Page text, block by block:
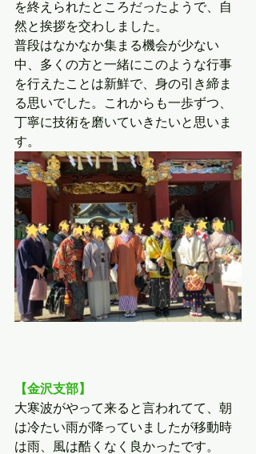
を終えられたところだったようで、自
然と挨拶を交わしました。
普段はなかなか集まる機会が少ない
中、多くの方と一緒にこのような行事
を行えたことは新鮮で、身の引き締ま
る思いでした。これからも一歩ずつ、
丁寧に技術を磨いていきたいと思いま
す。
【金沢支部】
大寒波がやって来ると言われてて、朝
は冷たい雨が降っていましたが移動時
は雨、風は酷くなく良かったです。